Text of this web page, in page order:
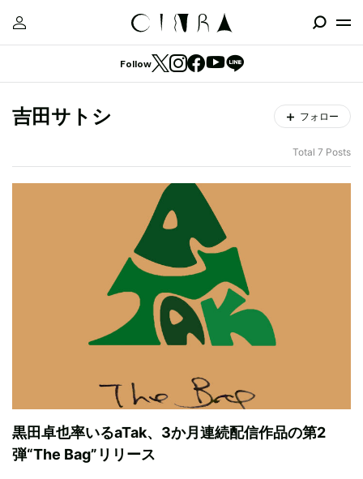
Follow
吉田サトシ フォロー
Total 7 Posts
黒田卓也率いるaTak、3か月連続配信作品の第2
弾“The Bag”リリース